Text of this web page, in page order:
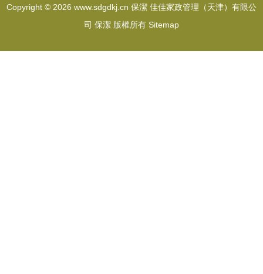
Copyright © 2026 www.sdgdkj.cn 保潔 佳佳家政管理（天津）有限公
司 保潔 版權所有 Sitemap